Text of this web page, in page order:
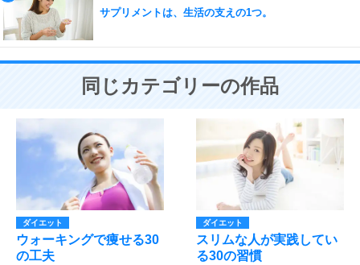
サプリメントは、生活の支えの1つ。
同じカテゴリーの作品
ダイエット
ウォーキングで痩せる30
の工夫
ダイエット
スリムな人が実践してい
る30の習慣